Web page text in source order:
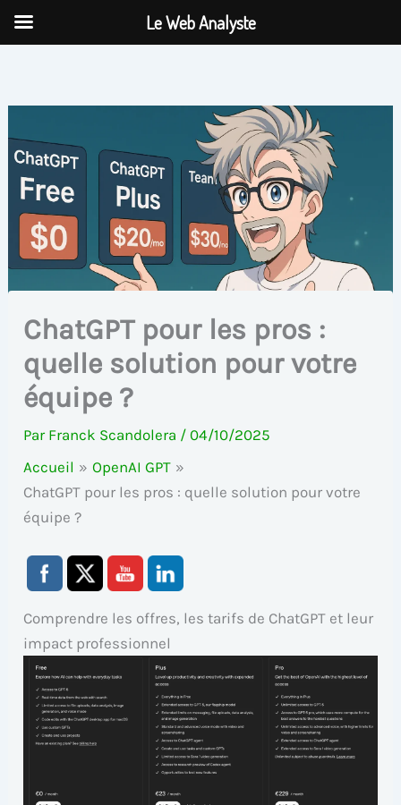
Aller
ChatGPT pour les pros :
quelle solution pour votre
équipe ?
Par Franck Scandolera /04/10/2025
Accueil
OpenAI GPT
ChatGPT pour les pros : quelle solution pour votre
équipe ?
Comprendre les offres, les tarifs de ChatGPT et leur
impact professionnel
Le Web Analyste